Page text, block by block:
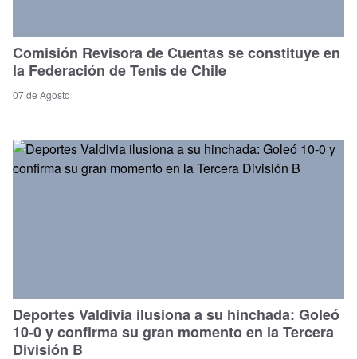
Comisión Revisora de Cuentas se constituye en
la Federación de Tenis de Chile
07 de Agosto
Deportes Valdivia ilusiona a su hinchada: Goleó
10-0 y confirma su gran momento en la Tercera
División B